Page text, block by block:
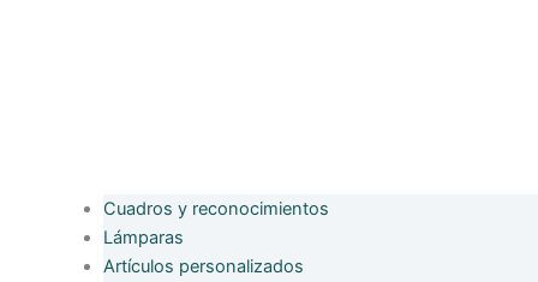
Cuadros y reconocimientos
Lámparas
Artículos personalizados